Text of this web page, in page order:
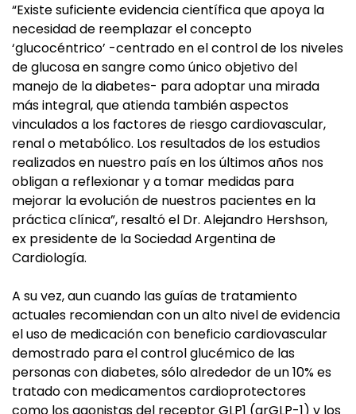
“Existe suficiente evidencia científica que apoya la
necesidad de reemplazar el concepto
‘glucocéntrico’ -centrado en el control de los niveles
de glucosa en sangre como único objetivo del
manejo de la diabetes- para adoptar una mirada
más integral, que atienda también aspectos
vinculados a los factores de riesgo cardiovascular,
renal o metabólico. Los resultados de los estudios
realizados en nuestro país en los últimos años nos
obligan a reflexionar y a tomar medidas para
mejorar la evolución de nuestros pacientes en la
práctica clínica”, resaltó el Dr. Alejandro Hershson,
ex presidente de la Sociedad Argentina de
Cardiología.
A su vez, aun cuando las guías de tratamiento
actuales recomiendan con un alto nivel de evidencia
el uso de medicación con beneficio cardiovascular
demostrado para el control glucémico de las
personas con diabetes, sólo alrededor de un 10% es
tratado con medicamentos cardioprotectores